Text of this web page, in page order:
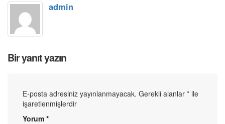
admin
Bir yanıt yazın
E-posta adresiniz yayınlanmayacak. Gerekli alanlar * ile
işaretlenmişlerdir
Yorum *